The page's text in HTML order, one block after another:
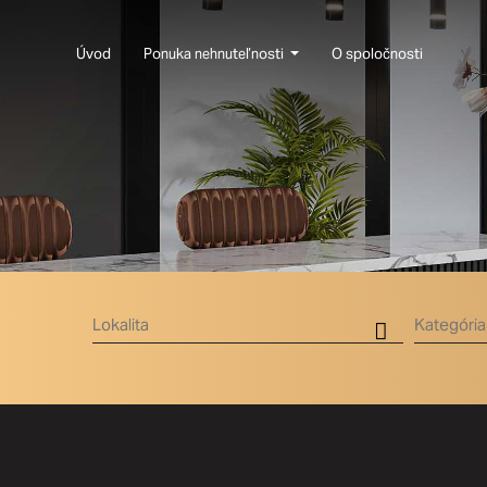
Úvod Ponuka nehnuteľnosti O spoločnosti